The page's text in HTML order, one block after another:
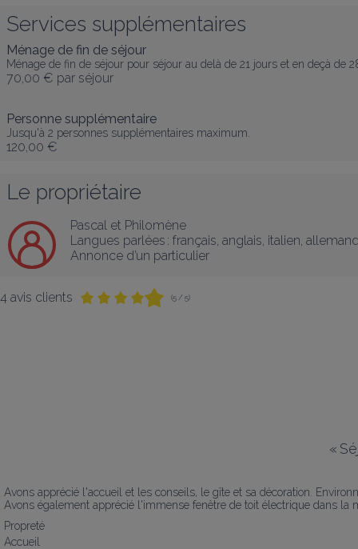
Services supplémentaires
Ménage de fin de séjour
Ménage de fin de séjour pour séjour au delà de 21 jours et en deçà de
70,00 € par séjour
Personne supplémentaire
Jusqu'à 2 personnes supplémentaires maximum.
120,00 €
Le propriétaire
Pascal et Philomène
Langues parlées : français, anglais, italien,
Annonce d’un particulier
4 avis clients (5 / 5)
«
Avons apprécié l'accueil et les conseils, le gîte et sa décoration.
Avons également apprécié l'immense fenêtre de toit électrique dans la
Propreté
Accueil